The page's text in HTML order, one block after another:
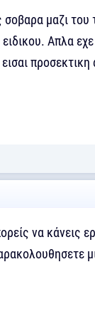
σοβαρα μαζι
Απλα εχε
να κάνεις